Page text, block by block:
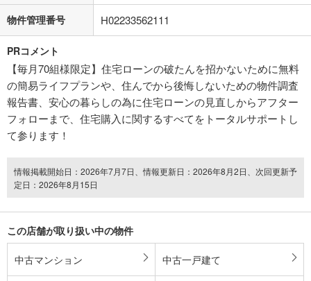
物件管理番号 H02233562111
PRコメント
【毎月70組様限定】住宅ローンの破たんを招かないために無料
の簡易ライフプランや、住んでから後悔しないための物件調査
報告書、安心の暮らしの為に住宅ローンの見直しからアフター
フォローまで、住宅購入に関するすべてをトータルサポートし
て参ります！
情報掲載開始日：2026年7月7日、情報更新日：2026年8月2日、次回更新予
定日：2026年8月15日
この店舗が取り扱い中の物件
中古マンション 中古一戸建て